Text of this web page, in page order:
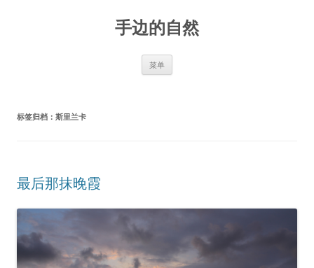
手边的自然
菜单
标签归档： 斯里兰卡
最后那抹晚霞